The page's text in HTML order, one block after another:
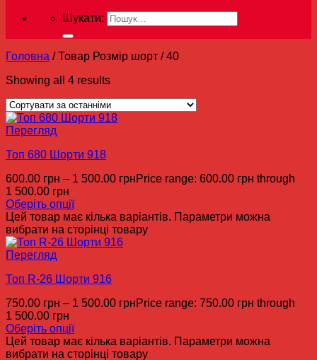
Шукати:
Головна /Товар Розмір шорт /40
Showing all 4 results
Перегляд
Топ 680 Шорти 918
600.00 грн – 1 500.00 грнPrice range: 600.00 грн through
1 500.00 грн
Оберіть опції
Цей товар має кілька варіантів. Параметри можна
вибрати на сторінці товару
Перегляд
Топ R-26 Шорти 916
750.00 грн – 1 500.00 грнPrice range: 750.00 грн through
1 500.00 грн
Оберіть опції
Цей товар має кілька варіантів. Параметри можна
вибрати на сторінці товару